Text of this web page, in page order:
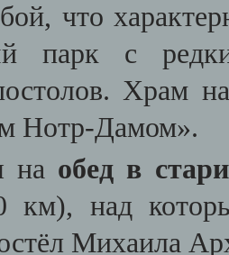
что
парк с
Храм
Нотр-Дамом».
на обед в
над
Михаила